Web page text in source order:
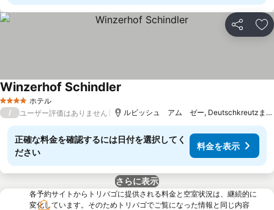
シェア お
4 ホテルのランク
ホテル
Winzerhof Schindler
/ ユーザー評価はありません ルビッシュ アム ゼー, Deutschkreutzまで
正確な料金を確認するには日付を選択してく
ださい
料金を表示
さらに表示
各予約サイトからトリバゴに提供される料金と空室状況は、継続的に
変化しています。そのためトリバゴでご覧になった情報と同じ内容